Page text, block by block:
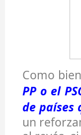
Como
PP o el
de países
un